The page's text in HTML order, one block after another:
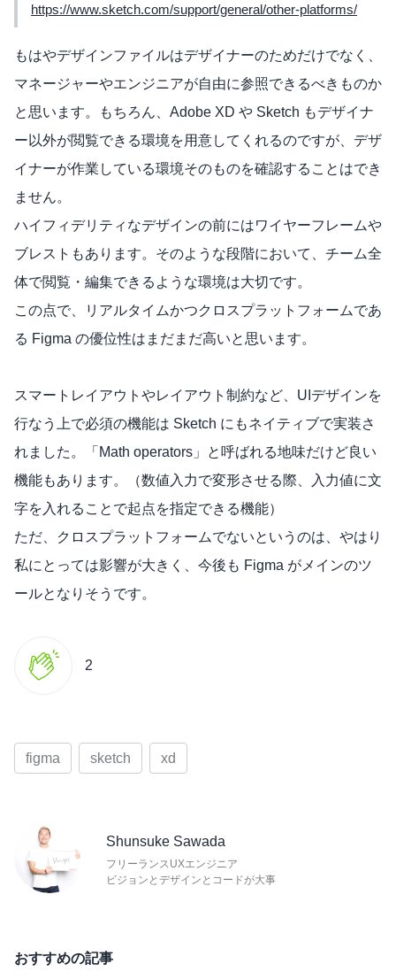
https://www.sketch.com/support/general/other-platforms/
もはやデザインファイルはデザイナーのためだけでなく、
マネージャーやエンジニアが自由に参照できるべきものか
と思います。もちろん、Adobe XD や Sketch もデザイナ
ー以外が閲覧できる環境を用意してくれるのですが、デザ
イナーが作業している環境そのものを確認することはでき
ません。
ハイフィデリティなデザインの前にはワイヤーフレームや
ブレストもあります。そのような段階において、チーム全
体で閲覧・編集できるような環境は大切です。
この点で、リアルタイムかつクロスプラットフォームであ
る Figma の優位性はまだまだ高いと思います。
スマートレイアウトやレイアウト制約など、UIデザインを
行なう上で必須の機能は Sketch にもネイティブで実装さ
れました。「Math operators」と呼ばれる地味だけど良い
機能もあります。（数値入力で変形させる際、入力値に文
字を入れることで起点を指定できる機能）
ただ、クロスプラットフォームでないというのは、やはり
私にとっては影響が大きく、今後も Figma がメインのツ
ールとなりそうです。
2
figma sketch xd
Shunsuke Sawada
フリーランスUXエンジニア
ビジョンとデザインとコードが大事
おすすめの記事